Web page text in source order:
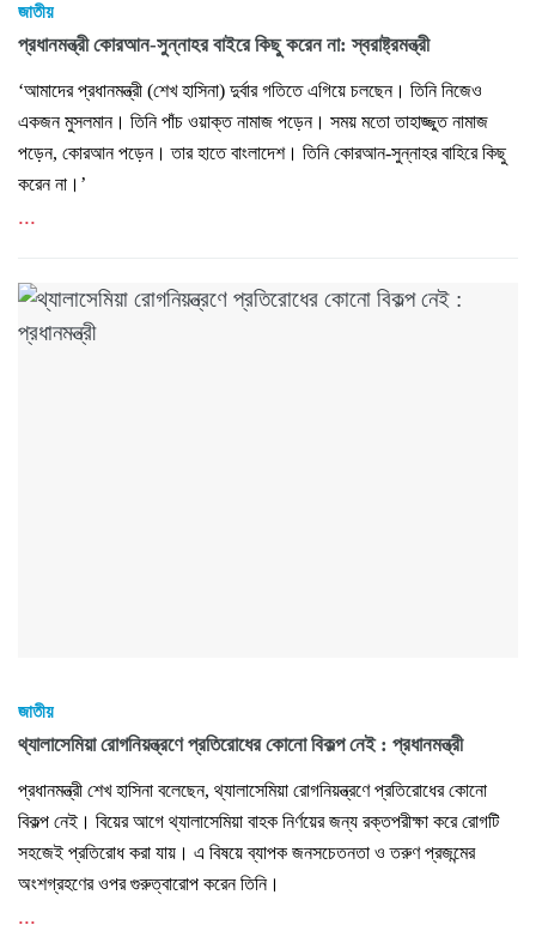
জাতীয়
প্রধানমন্ত্রী কোরআন-সুন্নাহর বাইরে কিছু করেন না: স্বরাষ্ট্রমন্ত্রী
‘আমাদের প্রধানমন্ত্রী (শেখ হাসিনা) দুর্বার গতিতে এগিয়ে চলছেন। তিনি নিজেও
একজন মুসলমান। তিনি পাঁচ ওয়াক্ত নামাজ পড়েন। সময় মতো তাহাজ্জুত নামাজ
পড়েন, কোরআন পড়েন। তার হাতে বাংলাদেশ। তিনি কোরআন-সুন্নাহর বাহিরে কিছু
করেন না।’
...
জাতীয়
থ্যালাসেমিয়া রোগনিয়ন্ত্রণে প্রতিরোধের কোনো বিকল্প নেই : প্রধানমন্ত্রী
প্রধানমন্ত্রী শেখ হাসিনা বলেছেন, থ্যালাসেমিয়া রোগনিয়ন্ত্রণে প্রতিরোধের কোনো
বিকল্প নেই। বিয়ের আগে থ্যালাসেমিয়া বাহক নির্ণয়ের জন্য রক্তপরীক্ষা করে রোগটি
সহজেই প্রতিরোধ করা যায়। এ বিষয়ে ব্যাপক জনসচেতনতা ও তরুণ প্রজন্মের
অংশগ্রহণের ওপর গুরুত্বারোপ করেন তিনি।
...